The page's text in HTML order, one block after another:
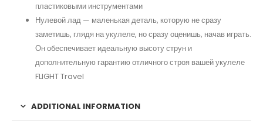
пластиковыми инструментами
Нулевой лад — маленькая деталь, которую не сразу
заметишь, глядя на укулеле, но сразу оценишь, начав играть.
Он обеспечивает идеальную высоту струн и
дополнительную гарантию отличного строя вашей укулеле
FLIGHT Travel
ADDITIONAL INFORMATION